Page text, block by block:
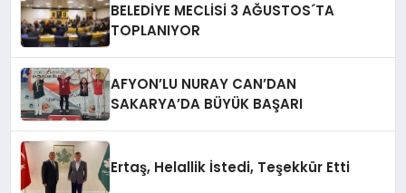
BELEDİYE MECLİSİ 3 AĞUSTOS´TA
TOPLANIYOR
AFYON’LU NURAY CAN’DAN
SAKARYA’DA BÜYÜK BAŞARI
Ertaş, Helallik İstedi, Teşekkür Etti